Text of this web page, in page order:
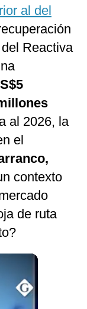
al del
Reactiva
al 2026, la
el
contexto
de ruta